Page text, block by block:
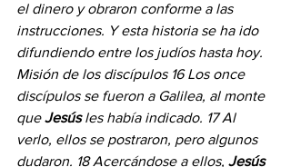
el dinero y obraron conforme a las
instrucciones. Y esta historia se ha ido
difundiendo entre los judíos hasta hoy.
Misión de los discípulos 16 Los once
discípulos se fueron a Galilea, al monte
que Jesús les había indicado. 17 Al
verlo, ellos se postraron, pero algunos
dudaron. 18 Acercándose a ellos, Jesús